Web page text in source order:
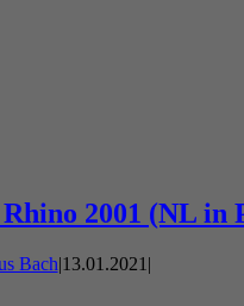
2001 (NL in
Bach|13.01.2021 |